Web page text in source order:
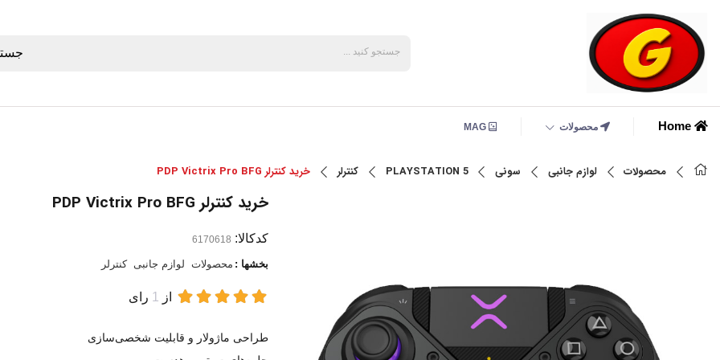
محصولات
محصولات لوازم جانبی سونی PLAYSTATION 5 کنترلر خرید کنترلر PDP Victrix Pro BFG
خرید کنترلر PDP Victrix Pro BFG
کدکالا:
بخشها : محصولات لوازم جانبی کنترلر
از 1 رای
طراحی ماژولار و قابلیت شخصی‌سازی